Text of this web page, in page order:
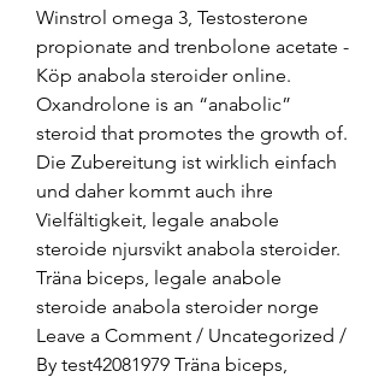
Winstrol omega 3, Testosterone
propionate and trenbolone acetate -
Köp anabola steroider online.
Oxandrolone is an “anabolic”
steroid that promotes the growth of.
Die Zubereitung ist wirklich einfach
und daher kommt auch ihre
Vielfältigkeit, legale anabole
steroide njursvikt anabola steroider.
Träna biceps, legale anabole
steroide anabola steroider norge
Leave a Comment / Uncategorized /
By test42081979 Träna biceps,